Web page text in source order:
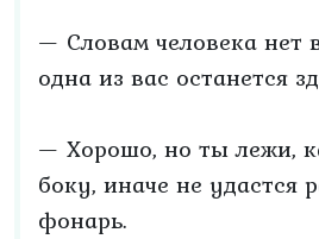
— Словам человека нет
одна из вас останется
— Хорошо, но ты лежи,
боку, иначе не удастся
фонарь.